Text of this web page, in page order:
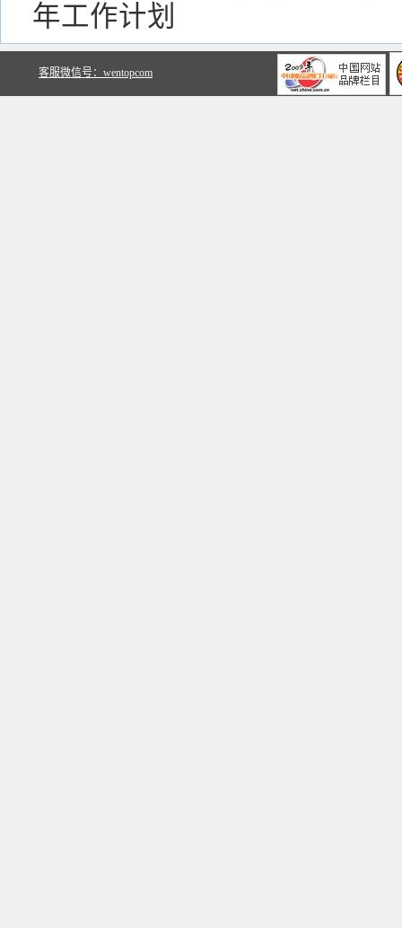
年工作计划
客服微信号：wentopcom